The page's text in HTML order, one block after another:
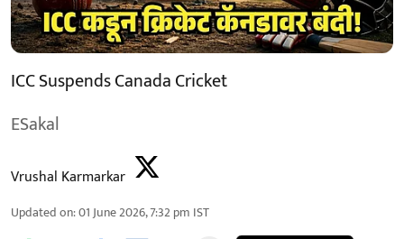
ICC Suspends Canada Cricket
ESakal
Vrushal Karmarkar
Updated on:01 June 2026, 7:32 pm IST